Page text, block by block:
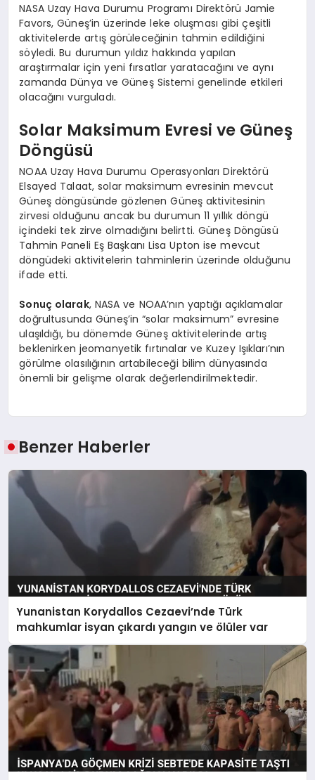
NASA Uzay Hava Durumu Programı Direktörü Jamie
Favors, Güneş’in üzerinde leke oluşması gibi çeşitli
aktivitelerde artış görüleceğinin tahmin edildiğini
söyledi. Bu durumun yıldız hakkında yapılan
araştırmalar için yeni fırsatlar yaratacağını ve aynı
zamanda Dünya ve Güneş Sistemi genelinde etkileri
olacağını vurguladı.
Solar Maksimum Evresi ve Güneş
Döngüsü
NOAA Uzay Hava Durumu Operasyonları Direktörü
Elsayed Talaat, solar maksimum evresinin mevcut
Güneş döngüsünde gözlenen Güneş aktivitesinin
zirvesi olduğunu ancak bu durumun 11 yıllık döngü
içindeki tek zirve olmadığını belirtti. Güneş Döngüsü
Tahmin Paneli Eş Başkanı Lisa Upton ise mevcut
döngüdeki aktivitelerin tahminlerin üzerinde olduğunu
ifade etti.
Sonuç olarak, NASA ve NOAA’nın yaptığı açıklamalar
doğrultusunda Güneş’in “solar maksimum” evresine
ulaşıldığı, bu dönemde Güneş aktivitelerinde artış
beklenirken jeomanyetik fırtınalar ve Kuzey Işıkları’nın
görülme olasılığının artabileceği bilim dünyasında
önemli bir gelişme olarak değerlendirilmektedir.
Benzer Haberler
Yunanistan Korydallos Cezaevi’nde Türk
mahkumlar isyan çıkardı yangın ve ölüler var